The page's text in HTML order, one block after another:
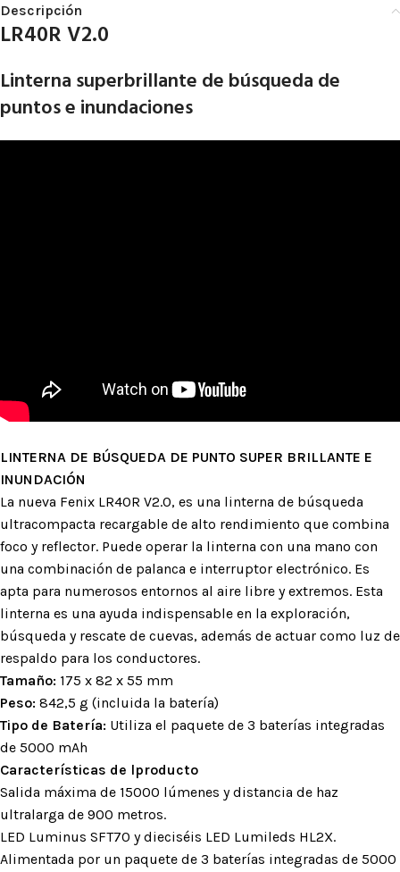
Descripción
LR40R V2.0
Linterna superbrillante de búsqueda de
puntos e inundaciones
LINTERNA DE BÚSQUEDA DE PUNTO SUPER BRILLANTE E
INUNDACIÓN
La nueva Fenix ​​LR40R V2.0, es una linterna de búsqueda
ultracompacta recargable de alto rendimiento que combina
foco y reflector. Puede operar la linterna con una mano con
una combinación de palanca e interruptor electrónico. Es
apta para numerosos entornos al aire libre y extremos. Esta
linterna es una ayuda indispensable en la exploración,
búsqueda y rescate de cuevas, además de actuar como luz de
respaldo para los conductores.
Tamaño: 175 x 82 x 55 mm
Peso: 842,5 g (incluida la batería)
Tipo de Batería: Utiliza el paquete de 3 baterías integradas
de 5000 mAh
Características de lproducto
Salida máxima de 15000 lúmenes y distancia de haz
ultralarga de 900 metros.
LED Luminus SFT70 y dieciséis LED Lumileds HL2X.
Alimentada por un paquete de 3 baterías integradas de 5000